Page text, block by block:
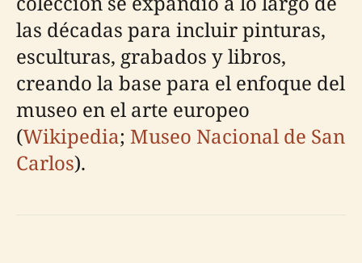
las décadas para incluir pinturas,
esculturas, grabados y libros,
creando la base para el enfoque del
museo en el arte europeo
(Wikipedia; Museo Nacional de San
Carlos).